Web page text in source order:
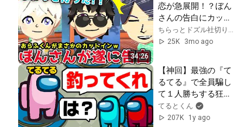
34:26
恋が急展開！？ぼん
さんの告白にカット
インするおらふくん
が面白すぎたｗ【ド
【おらふくん】【ト
モコレ】
ちらっとドズル社切り抜き
25K
3mo ago
【神回】最強の『て
るてる』で全員騙し
て１人勝ちする狂人
がやばいｗｗｗｗｗ
【てるとくん】
てるとくん
207K
1y ago